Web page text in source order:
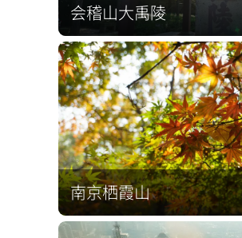
会稽山大禹陵
南京栖霞山